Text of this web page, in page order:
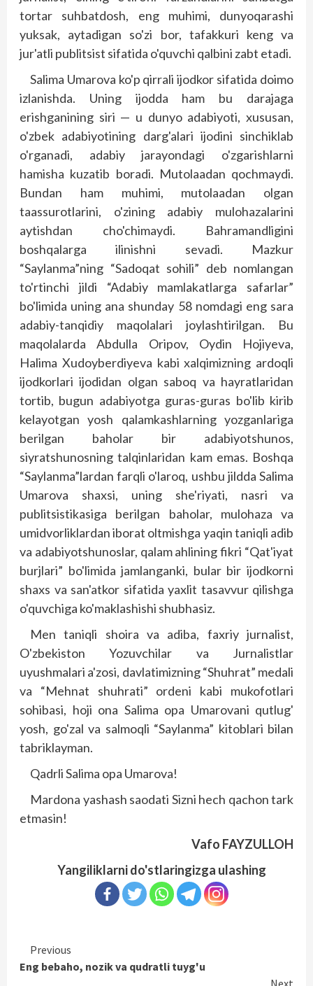
tortar suhbatdosh, eng muhimi, dunyoqarashi
yuksak, aytadigan so'zi bor, tafakkuri keng va
jur'atli publitsist sifatida o'quvchi qalbini zabt etadi.
Salima Umarova ko'p qirrali ijodkor sifatida doimo
izlanishda. Uning ijodda ham bu darajaga
erishganining siri — u dunyo adabiyoti, xususan,
o'zbek adabiyotining darg'alari ijodini sinchiklab
o'rganadi, adabiy jarayondagi o'zgarishlarni
hamisha kuzatib boradi. Mutolaadan qochmaydi.
Bundan ham muhimi, mutolaadan olgan
taassurotlarini, o'zining adabiy mulohazalarini
aytishdan cho'chimaydi. Bahramandligini
boshqalarga ilinishni sevadi. Mazkur
“Saylanma”ning “Sadoqat sohili” deb nomlangan
to'rtinchi jildi “Adabiy mamlakatlarga safarlar”
bo'limida uning ana shunday 58 nomdagi eng sara
adabiy-tanqidiy maqolalari joylashtirilgan. Bu
maqolalarda Abdulla Oripov, Oydin Hojiyeva,
Halima Xudoyberdiyeva kabi xalqimizning ardoqli
ijodkorlari ijodidan olgan saboq va hayratlaridan
tortib, bugun adabiyotga guras-guras bo'lib kirib
kelayotgan yosh qalamkashlarning yozganlariga
berilgan baholar bir adabiyotshunos,
siyratshunosning talqinlaridan kam emas. Boshqa
“Saylanma”lardan farqli o'laroq, ushbu jildda Salima
Umarova shaxsi, uning she'riyati, nasri va
publitsistikasiga berilgan baholar, mulohaza va
umidvorliklardan iborat oltmishga yaqin taniqli adib
va adabiyotshunoslar, qalam ahlining fikri “Qat'iyat
burjlari” bo'limida jamlanganki, bular bir ijodkorni
shaxs va san'atkor sifatida yaxlit tasavvur qilishga
o'quvchiga ko'maklashishi shubhasiz.
Men taniqli shoira va adiba, faxriy jurnalist,
O'zbekiston Yozuvchilar va Jurnalistlar
uyushmalari a'zosi, davlatimizning “Shuhrat” medali
va “Mehnat shuhrati” ordeni kabi mukofotlari
sohibasi, hoji ona Salima opa Umarovani qutlug'
yosh, go'zal va salmoqli “Saylanma” kitoblari bilan
tabriklayman.
Qadrli Salima opa Umarova!
Mardona yashash saodati Sizni hech qachon tark
etmasin!
Vafo FAYZULLOH
Yangiliklarni do'stlaringizga ulashing
Continue
Reading
Previous
Eng bebaho, nozik va qudratli tuyg'u